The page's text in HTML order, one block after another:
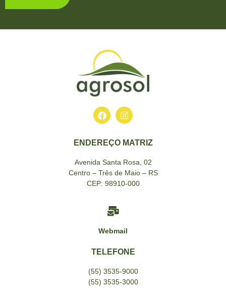
ENDEREÇO MATRIZ
Avenida Santa Rosa, 02
Centro – Três de Maio – RS
CEP: 98910-000
Webmail
TELEFONE
(55) 3535-9000
(55) 3535-3000